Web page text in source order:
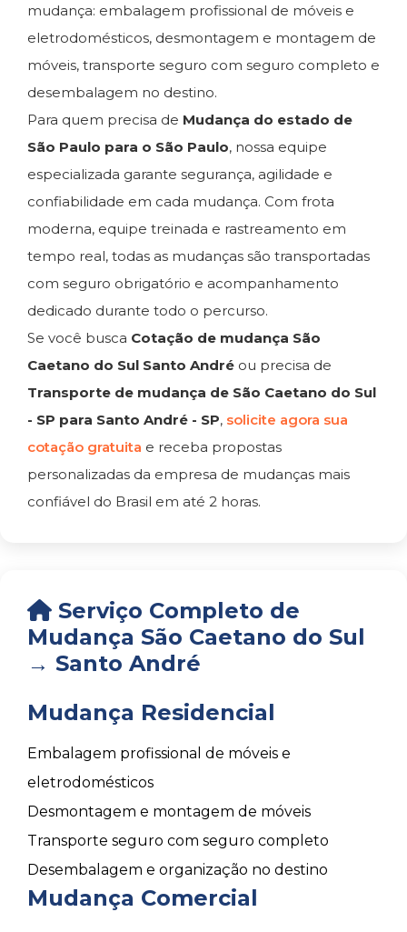
mudança: embalagem profissional de móveis e
eletrodomésticos, desmontagem e montagem de
móveis, transporte seguro com seguro completo e
desembalagem no destino.
Para quem precisa de Mudança do estado de
São Paulo para o São Paulo, nossa equipe
especializada garante segurança, agilidade e
confiabilidade em cada mudança. Com frota
moderna, equipe treinada e rastreamento em
tempo real, todas as mudanças são transportadas
com seguro obrigatório e acompanhamento
dedicado durante todo o percurso.
Se você busca Cotação de mudança São
Caetano do Sul Santo André ou precisa de
Transporte de mudança de São Caetano do Sul
- SP para Santo André - SP, solicite agora sua
cotação gratuita e receba propostas
personalizadas da empresa de mudanças mais
confiável do Brasil em até 2 horas.
Serviço Completo de
Mudança São Caetano do Sul
→ Santo André
Mudança Residencial
Embalagem profissional de móveis e
eletrodomésticos
Desmontagem e montagem de móveis
Transporte seguro com seguro completo
Desembalagem e organização no destino
Mudança Comercial